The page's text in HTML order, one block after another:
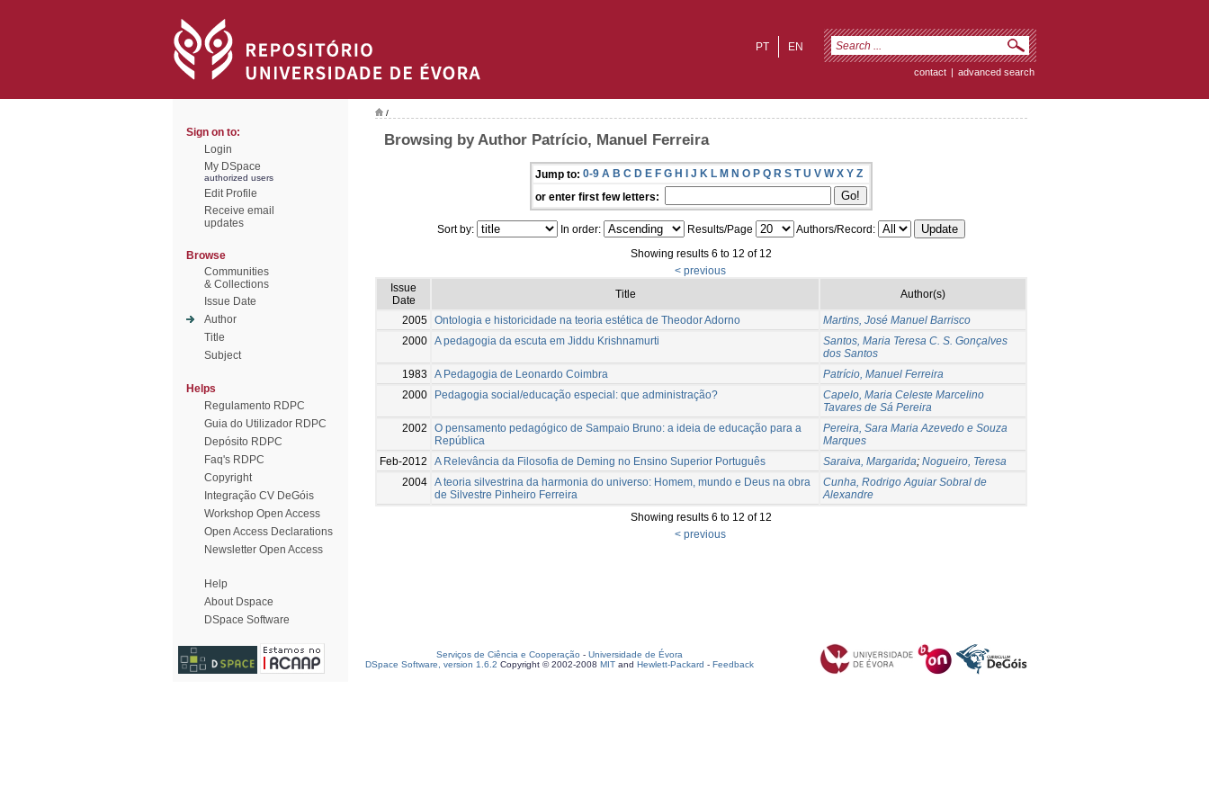
EN
PT
contact | advanced search
Sign on to:
Login
My DSpace
authorized users
Edit Profile
Receive email
updates
Browse
Communities
& Collections
Issue Date
Author
Title
Subject
Helps
Regulamento RDPC
Guia do Utilizador RDPC
Depósito RDPC
Faq's RDPC
Copyright
Integração CV DeGóis
Workshop Open Access
Open Access Declarations
Newsletter Open Access
Help
About Dspace
DSpace Software
/
Browsing by Author Patrício, Manuel Ferreira
Jump to: 0-9 A B C D E F G H I J K L M N O P Q R S T U V W X Y Z
or enter first few letters:
Sort by: In order: Results/Page
Authors/Record:
Showing results 6 to 12 of 12
< previous
Issue
Date
Title Author(s)
2005 Ontologia e historicidade na teoria estética de Theodor Adorno
Martins, José Manuel Barrisco
2000 A pedagogia da escuta em Jiddu Krishnamurti
Santos, Maria Teresa C. S. Gonçalves
dos Santos
1983
A Pedagogia de Leonardo Coimbra
Patrício, Manuel Ferreira
2000
Pedagogia social/educação especial: que administração?
Capelo, Maria Celeste Marcelino
Tavares de Sá Pereira
2002
O pensamento pedagógico de Sampaio Bruno: a ideia de educação para a
República
Pereira, Sara Maria Azevedo e Souza
Marques
Feb-2012
A Relevância da Filosofia de Deming no Ensino Superior Português Saraiva, Margarida; Nogueiro, Teresa
2004 A teoria silvestrina da harmonia do universo: Homem, mundo e Deus na obra
de Silvestre Pinheiro Ferreira
Cunha, Rodrigo Aguiar Sobral de
Alexandre
Showing results 6 to 12 of 12
< previous
Serviços de Ciência e Cooperação - Universidade de Évora
DSpace Software, version 1.6.2 Copyright © 2002-2008 MIT and Hewlett-Packard - Feedback